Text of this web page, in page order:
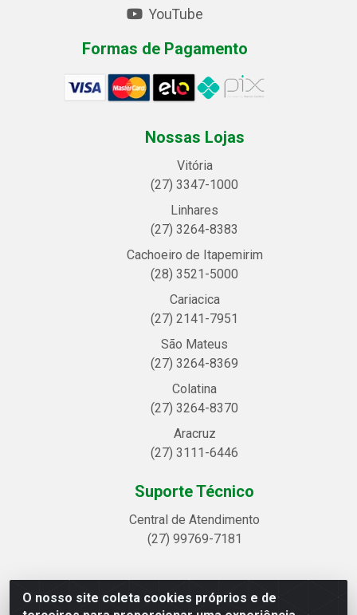
O nosso site coleta cookies próprios e de
YouTube
Formas de Pagamento
Nossas Lojas
Vitória
(27) 3347-1000
Linhares
(27) 3264-8383
Cachoeiro de Itapemirim
(28) 3521-5000
Cariacica
(27) 2141-7951
São Mateus
(27) 3264-8369
Colatina
(27) 3264-8370
Aracruz
(27) 3111-6446
Suporte Técnico
Central de Atendimento
(27) 99769-7181
Linhavix Distribuidora LTDA - Avenida Alegre, 2521 -